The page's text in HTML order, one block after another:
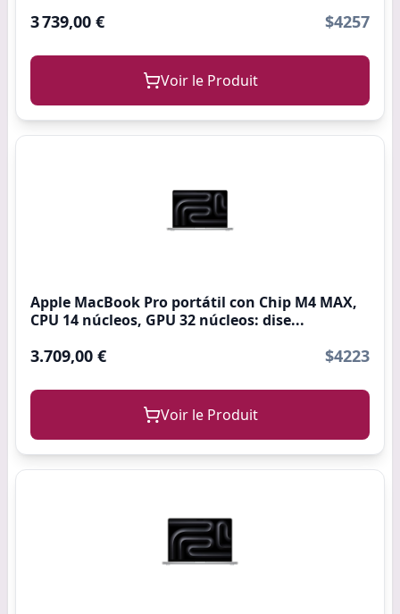
3 739,00 € $4257
Voir le Produit
Apple MacBook Pro portátil con Chip M4 MAX,
CPU 14 núcleos, GPU 32 núcleos: dise...
3.709,00 € $4223
Voir le Produit